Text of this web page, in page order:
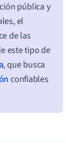
pública y
el
de las
este tipo de
, que busca
confiables